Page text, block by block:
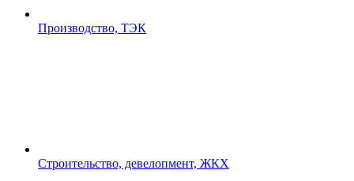
Производство, ТЭК
Строительство, девелопмент, ЖКХ